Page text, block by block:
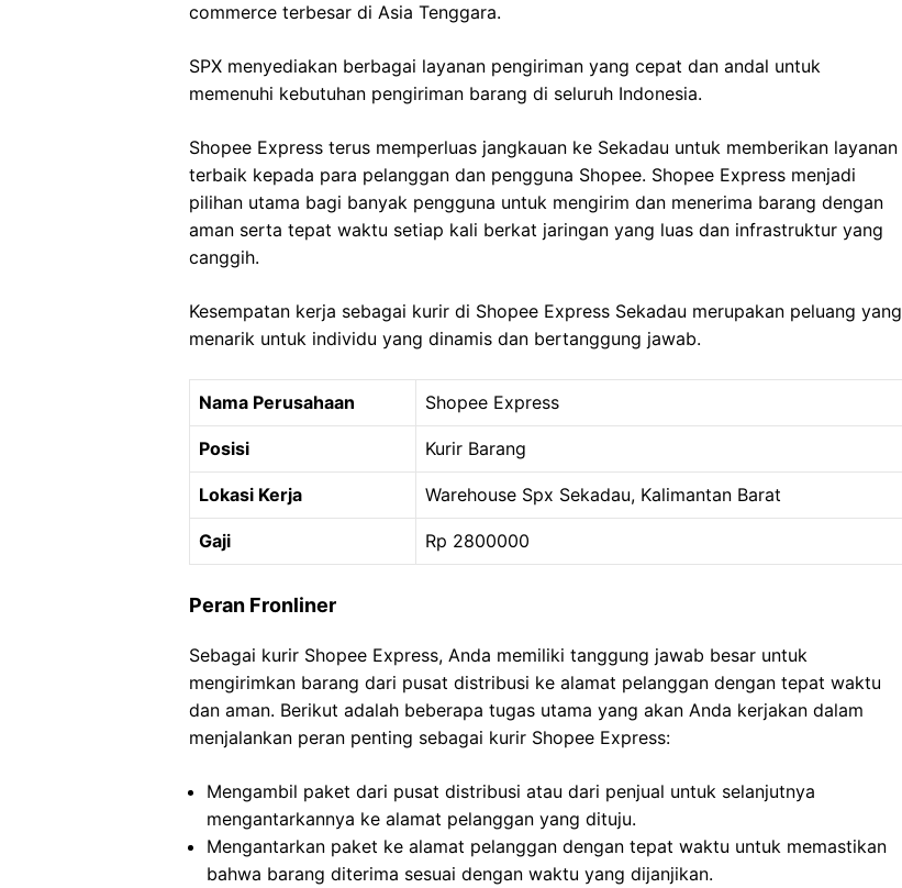
commerce terbesar di Asia Tenggara.
SPX menyediakan berbagai layanan pengiriman yang cepat dan andal untuk
memenuhi kebutuhan pengiriman barang di seluruh Indonesia.
Shopee Express terus memperluas jangkauan ke Sekadau untuk memberikan layanan
terbaik kepada para pelanggan dan pengguna Shopee. Shopee Express menjadi
pilihan utama bagi banyak pengguna untuk mengirim dan menerima barang dengan
aman serta tepat waktu setiap kali berkat jaringan yang luas dan infrastruktur yang
canggih.
Kesempatan kerja sebagai kurir di Shopee Express Sekadau merupakan peluang yang
menarik untuk individu yang dinamis dan bertanggung jawab.
Nama Perusahaan Shopee Express
Posisi Kurir Barang
Lokasi Kerja Warehouse Spx Sekadau, Kalimantan Barat
Gaji Rp 2800000
Peran Fronliner
Sebagai kurir Shopee Express, Anda memiliki tanggung jawab besar untuk
mengirimkan barang dari pusat distribusi ke alamat pelanggan dengan tepat waktu
dan aman. Berikut adalah beberapa tugas utama yang akan Anda kerjakan dalam
menjalankan peran penting sebagai kurir Shopee Express:
Mengambil paket dari pusat distribusi atau dari penjual untuk selanjutnya
mengantarkannya ke alamat pelanggan yang dituju.
Mengantarkan paket ke alamat pelanggan dengan tepat waktu untuk memastikan
bahwa barang diterima sesuai dengan waktu yang dijanjikan.